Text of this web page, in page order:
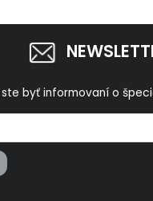
byť informovaní o